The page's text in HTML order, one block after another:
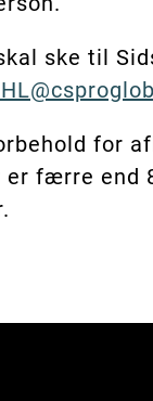
ske til
for
er færre end